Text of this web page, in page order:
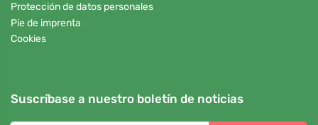
Protección de datos personales
Pie de imprenta
Cookies
Suscríbase a nuestro boletín de noticias